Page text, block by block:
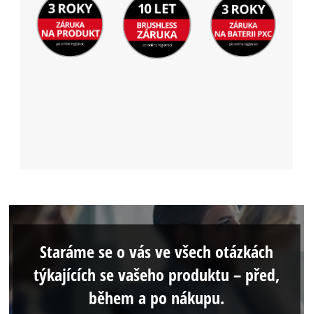
Staráme se o vás ve všech otázkách
týkajících se vašeho produktu – před,
během a po nákupu.